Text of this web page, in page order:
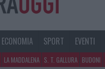
ECONOMIA SPORT EVENTI
LA MADDALENA S. T. GALLURA BUDONI